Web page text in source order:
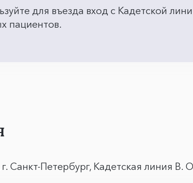
для въезда вход с Кадетской
пациентов.
Санкт-Петербург, Кадетская линия В.